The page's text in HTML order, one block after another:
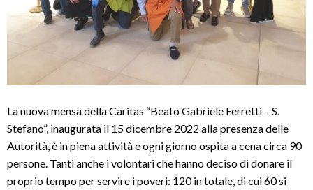
La nuova mensa della Caritas “Beato Gabriele Ferretti – S.
Stefano”, inaugurata il 15 dicembre 2022 alla presenza delle
Autorità, è in piena attività e ogni giorno ospita a cena circa 90
persone. Tanti anche i volontari che hanno deciso di donare il
proprio tempo per servire i poveri: 120 in totale, di cui 60 si